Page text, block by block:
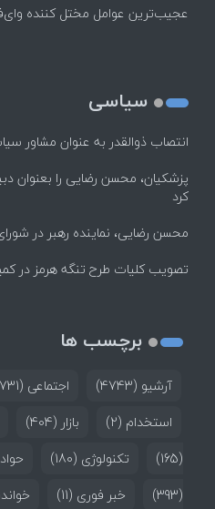
عجیب‌ترین عوامل مختل کننده
سیاسی
انتصاب ذوالقدر به عنوان مشاور
پزشکیان، محسن رضایی را بعنوان
کرد
محسن رضایی، نماینده رهبر در
تصویب کلیات طرح تنگه هرمز در
برچسب ها
آرشیو (4743) اجتماعی (2731)
استخدام (2) بازار (404)
(165)
تکنولوژی (180)
(393)
خبر فوری (11)